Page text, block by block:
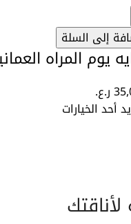
إلى السلة
يوم المراه
ر.ع.
أحد الخيارات